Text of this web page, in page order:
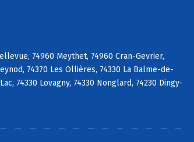
74960 Meythet, 74960 Cran-Gevrier,
74370 Les Ollières, 74330 La Balme-de-
74330 Lovagny, 74330 Nonglard, 74230 Dingy-